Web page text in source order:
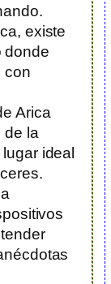
existe
donde
con
Arica
de la
ideal